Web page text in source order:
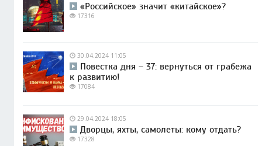
«Российское» значит «китайское»?
17316
30.04.2024 11:05
Повестка дня – 37: вернуться от грабежа
к развитию!
17084
29.04.2024 18:05
Дворцы, яхты, самолеты: кому отдать?
17328